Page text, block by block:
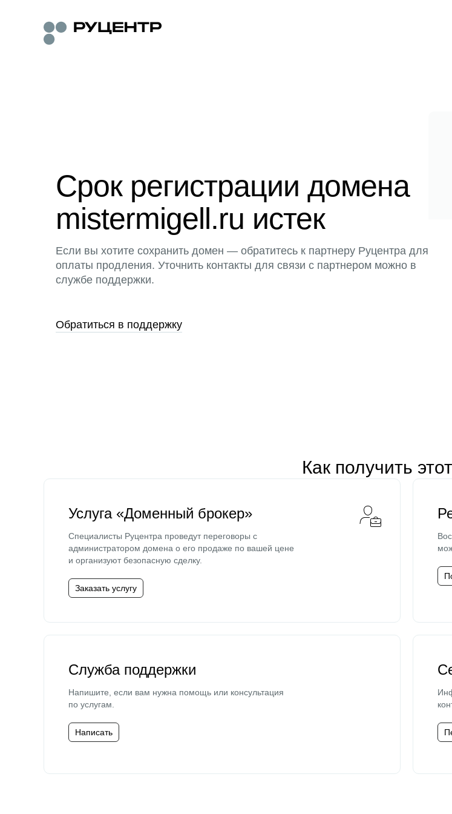
Срок регистрации домена
mistermigell.ru истек
Если вы хотите сохранить домен — обратитесь к партнеру Руцентра для
оплаты продления. Уточнить контакты для связи с партнером можно в
службе поддержки.
Обратиться в поддержку
Как получить
Услуга «Доменный брокер»
Специалисты Руцентра проведут переговоры с
администратором домена о его продаже по вашей цене
и организуют безопасную сделку.
Заказать услугу
Служба поддержки
Напишите, если вам нужна помощь или консультация
по услугам.
Написать